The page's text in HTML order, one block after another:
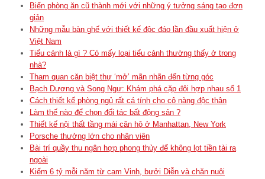
Biến phòng ăn cũ thành mới với những ý tưởng sáng tạo đơn
giản
Những mẫu bàn ghế với thiết kế độc đáo lần đầu xuất hiện ở
Việt Nam
Tiểu cảnh là gì ? Có mấy loại tiểu cảnh thường thấy ở trong
nhà?
Tham quan căn biệt thự ‘mở’ mãn nhãn đến từng góc
Bạch Dương và Song Ngư: Khám phá cặp đôi hợp nhau số 1
Cách thiết kế phòng ngủ rất cá tính cho cô nàng độc thân
Làm thế nào để chọn đối tác bất động sản ?
Thiết kế nội thất tầng mái căn hộ ở Manhattan, New York
Porsche thưởng lớn cho nhân viên
Bài trí quầy thu ngân hợp phong thủy để không lọt tiền tài ra
ngoài
Kiếm 6 tỷ mỗi năm từ cam Vinh, bưởi Diễn và chăn nuôi